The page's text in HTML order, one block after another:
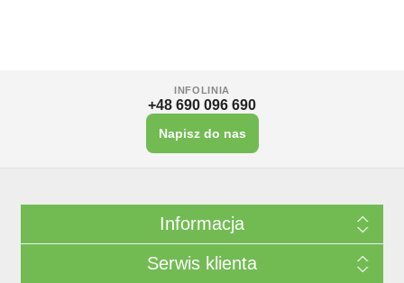
INFOLINIA
+48 690 096 690
Napisz do nas
Informacja
Serwis klienta